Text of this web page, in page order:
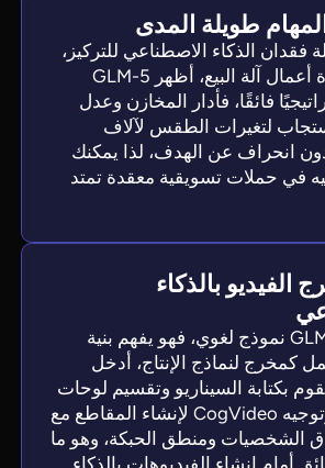
طويلة المدى
فقدان الذكاء الاصطناعي للتركيز،
ففي محاكاة أعمال آلة البيع، أظهر GLM-5
فائقًا، فأدار المخازن وعدل
لتغيرات الطقس لآلاف
انحراف عن الهدف، لذا يمكنك
في حملات تسويقية معقدة تمتد
الفيديو بالذكاء
رغم أن GLM-5 نموذج لغوي، فهو يفهم بنية
كمخرج لنماذج الإنتاج، أدخل
بكتابة السيناريو وتقسيم لوحات
السيناريو وتوجيه CogVideo لإنشاء المقاطع مع
الشخصيات ومنطق الحبكة، وهو ما